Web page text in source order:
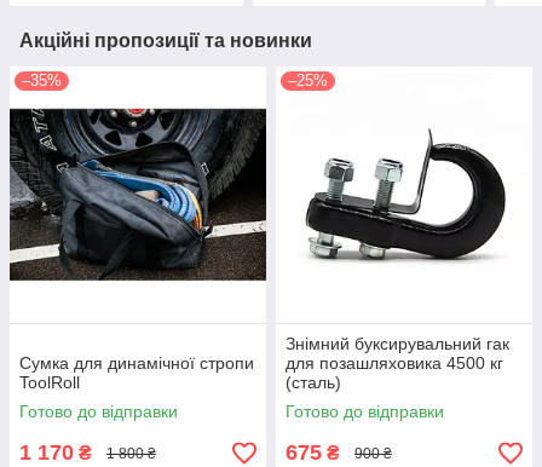
Акційні пропозиції та новинки
–35%
Сумка для динамічної стропи
ToolRoll
Готово до відправки
1 170 ₴ 1 800 ₴
–25%
Знімний буксирувальний гак
для позашляховика 4500 кг
(сталь)
Готово до відправки
675 ₴ 900 ₴